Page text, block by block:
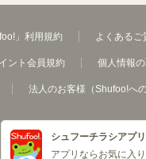
」利用規約 よくあるご
ント会員規約 個人情報
法人のお客様（Shufoo!へ
シュフーチラシアプリ
アプリならお気に入